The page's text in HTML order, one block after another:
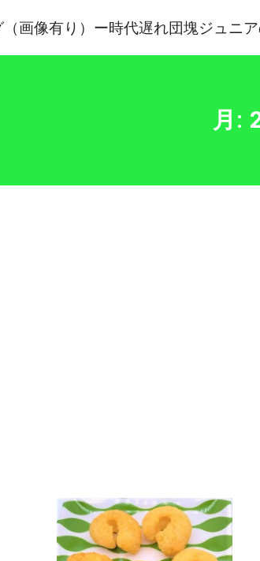
画像有り）ー時代遅れ団塊ジュニ
月: